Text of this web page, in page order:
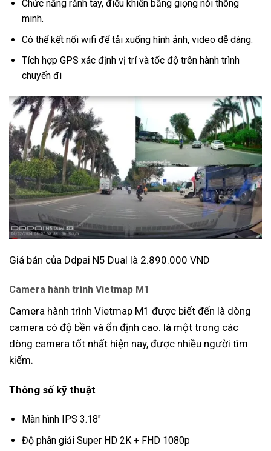
Chức năng rảnh tay, điều khiển bằng giọng nói thông
minh.
Có thể kết nối wifi để tải xuống hình ảnh, video dễ dàng.
Tích hợp GPS xác định vị trí và tốc độ trên hành trình
chuyến đi
Giá bán của Ddpai N5 Dual là 2.890.000 VND
Camera hành trình Vietmap M1
Camera hành trình Vietmap M1 được biết đến là dòng
camera có độ bền và ổn định cao. là một trong các
dòng camera tốt nhất hiện nay, được nhiều người tìm
kiếm.
Thông số kỹ thuật
Màn hình IPS 3.18″
Độ phân giải Super HD 2K + FHD 1080p